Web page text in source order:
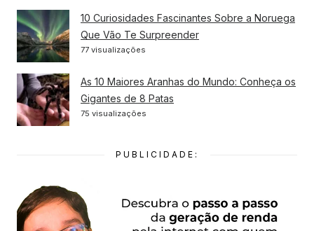
10 Curiosidades Fascinantes Sobre a Noruega
Que Vão Te Surpreender
77 visualizações
As 10 Maiores Aranhas do Mundo: Conheça os
Gigantes de 8 Patas
75 visualizações
PUBLICIDADE: